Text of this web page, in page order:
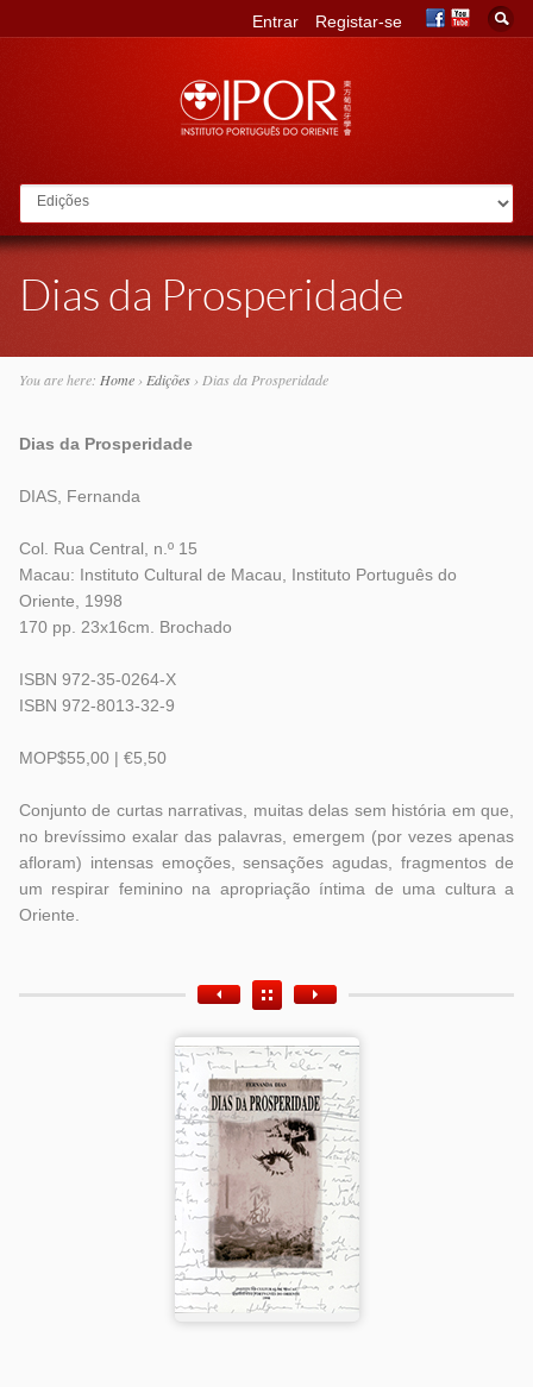
Go to:
Entrar Registar-se
Dias da Prosperidade
You are here: Home› Edições› Dias da Prosperidade
Dias da Prosperidade
DIAS, Fernanda
Col. Rua Central, n.º 15
Macau: Instituto Cultural de Macau, Instituto Português do
Oriente, 1998
170 pp. 23x16cm. Brochado
ISBN 972-35-0264-X
ISBN 972-8013-32-9
MOP$55,00 | €5,50
Conjunto de curtas narrativas, muitas delas sem história em que,
no brevíssimo exalar das palavras, emergem (por vezes apenas
afloram) intensas emoções, sensações agudas, fragmentos de
um respirar feminino na apropriação íntima de uma cultura a
Oriente.